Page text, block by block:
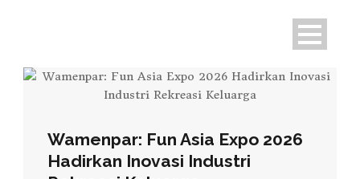
Wamenpar: Fun Asia Expo 2026
Hadirkan Inovasi Industri